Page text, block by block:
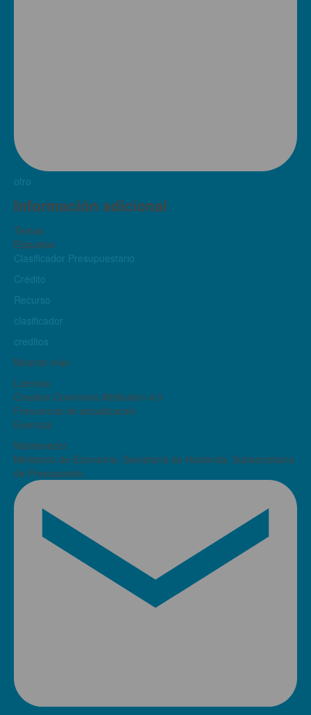
otro
Información adicional
Temas
Etiquetas
Clasificador Presupuestario
Crédito
Recurso
clasificador
creditos
Mostrar más
Licencia
Creative Commons Attribution 4.0
Frecuencia de actualización
Eventual
Mantenedor
Ministerio de Economía. Secretaría de Hacienda. Subsecretaría
de Presupuesto.